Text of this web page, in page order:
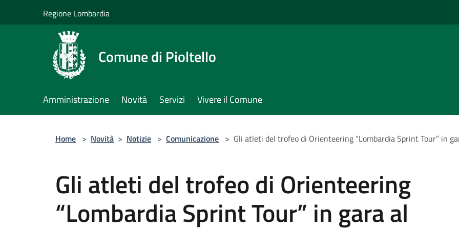
Regione Lombardia
Comune di Pioltello
Amministrazione Novità Servizi Vivere il Comune
Home > Novità > Notizie > Comunicazione > Gli atleti del trofeo di Orienteering “Lombardia Sprint Tour” in
Gli atleti del trofeo di Orienteering
“Lombardia Sprint Tour” in gara al